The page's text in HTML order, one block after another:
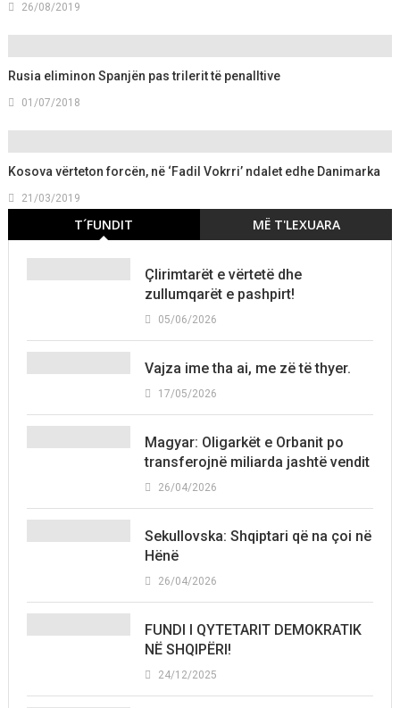
26/08/2019
Rusia eliminon Spanjën pas trilerit të penalltive
01/07/2018
Kosova vërteton forcën, në ‘Fadil Vokrri’ ndalet edhe Danimarka
21/03/2019
T´FUNDIT MË T'LEXUARA
Çlirimtarët e vërtetë dhe
zullumqarët e pashpirt!
05/06/2026
Vajza ime tha ai, me zë të thyer.
17/05/2026
Magyar: Oligarkët e Orbanit po
transferojnë miliarda jashtë vendit
26/04/2026
Sekullovska: Shqiptari që na çoi në
Hënë
26/04/2026
FUNDI I QYTETARIT DEMOKRATIK
NË SHQIPËRI!
24/12/2025